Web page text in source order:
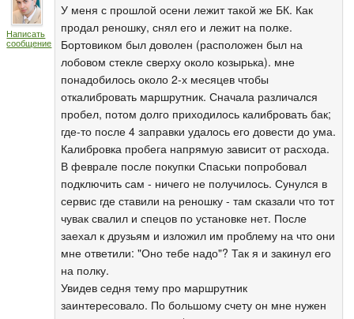
Написать
сообщение
У меня с прошлой осени лежит такой же БК. Как
продал реношку, снял его и лежит на полке.
Бортовиком был доволен (расположен был на
лобовом стекле сверху около козырька). мне
понадобилось около 2-х месяцев чтобы
откалибровать маршрутник. Сначала различался
пробел, потом долго приходилось калибровать бак;
где-то после 4 заправки удалось его довести до ума.
Калибровка пробега напрямую зависит от расхода.
В феврале после покупки Спаськи попробовал
подключить сам - ничего не получилось. Сунулся в
сервис где ставили на реношку - там сказали что тот
чувак свалил и спецов по установке нет. После
заехал к друзьям и изложил им проблему на что они
мне ответили: "Оно тебе надо"? Так я и закинул его
на полку.
Увидев седня тему про маршрутник
заинтересовало. По большому счету он мне нужен